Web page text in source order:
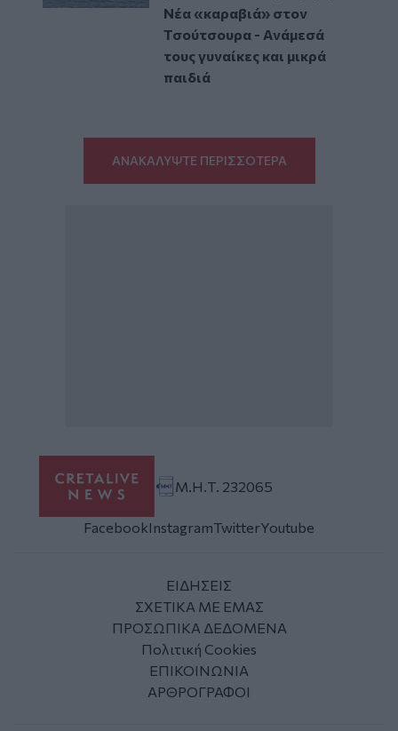
Νέα «καραβιά» στον
Τσούτσουρα - Ανάμεσά
τους γυναίκες και μικρά
παιδιά
ΑΝΑΚΑΛΥΨΤΕ ΠΕΡΙΣΣΟΤΕΡΑ
Μ.Η.Τ. 232065
FacebookInstagramTwitterYoutube
ΕΙΔΗΣΕΙΣ
ΣΧΕΤΙΚΑ ΜΕ ΕΜΑΣ
ΠΡΟΣΩΠΙΚΑ ΔΕΔΟΜΕΝΑ
Πολιτική Cookies
ΕΠΙΚΟΙΝΩΝΙΑ
ΑΡΘΡΟΓΡΑΦΟΙ